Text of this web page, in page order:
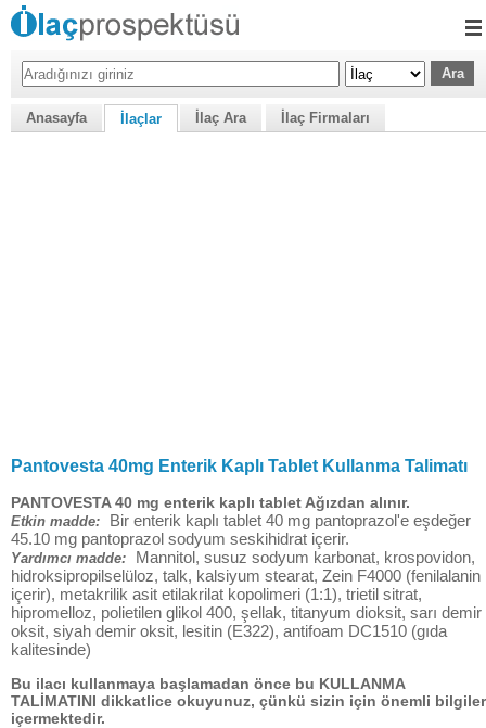
Anasayfa İlaçlar İlaç Ara İlaç Firmaları
Pantovesta 40mg Enterik Kaplı Tablet Kullanma Talimatı
PANTOVESTA 40 mg enterik kaplı tablet Ağızdan alınır.
Etkin madde:
Bir enterik kaplı tablet 40 mg pantoprazol'e eşdeğer
45.10 mg pantoprazol sodyum seskihidrat içerir.
Yardımcı madde:
Mannitol, susuz sodyum karbonat, krospovidon,
hidroksipropilselüloz, talk, kalsiyum stearat, Zein F4000 (fenilalanin
içerir), metakrilik asit etilakrilat kopolimeri (1:1), trietil sitrat,
hipromelloz, polietilen glikol 400, şellak, titanyum dioksit, sarı demir
oksit, siyah demir oksit, lesitin (E322), antifoam DC1510 (gıda
kalitesinde)
Bu ilacı kullanmaya başlamadan önce bu KULLANMA
TALİMATINI dikkatlice okuyunuz, çünkü sizin için önemli bilgiler
içermektedir.